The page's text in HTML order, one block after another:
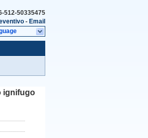
512-50335475
- Email
ignifugo